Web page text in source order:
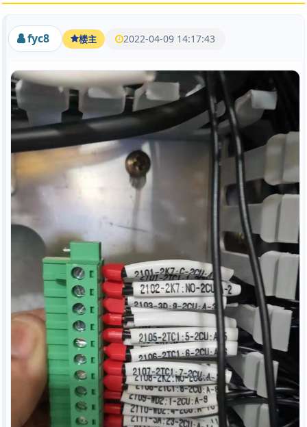
fyc8 楼主 2022-04-09 14:17:43